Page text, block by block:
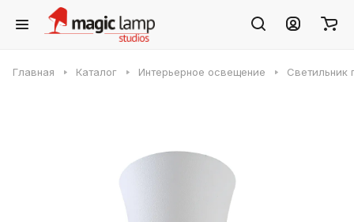
Главная Каталог Интерьерное освещение Светильник